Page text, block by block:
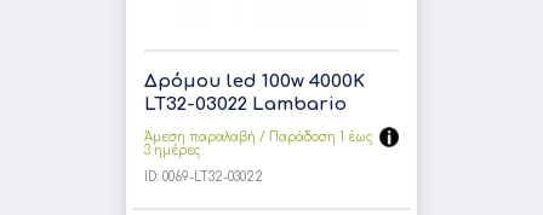
Δρόμου led 100w 4000K
LT32-03022 Lambario
Άμεση παραλαβή / Παράδoση 1 έως
3 ημέρες
ID: 0069-LT32-03022